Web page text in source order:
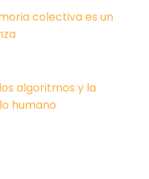
colectiva es un
algoritmos y la
humano